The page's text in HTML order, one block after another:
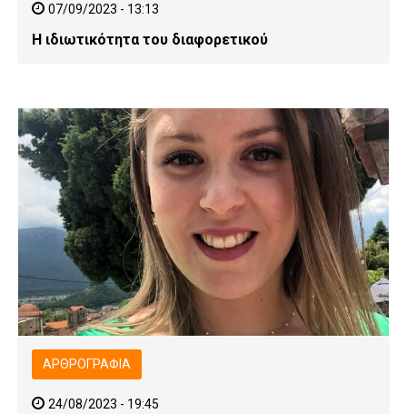
07/09/2023 - 13:13
Η ιδιωτικότητα του διαφορετικού
ΑΡΘΡΟΓΡΑΦΊΑ
24/08/2023 - 19:45